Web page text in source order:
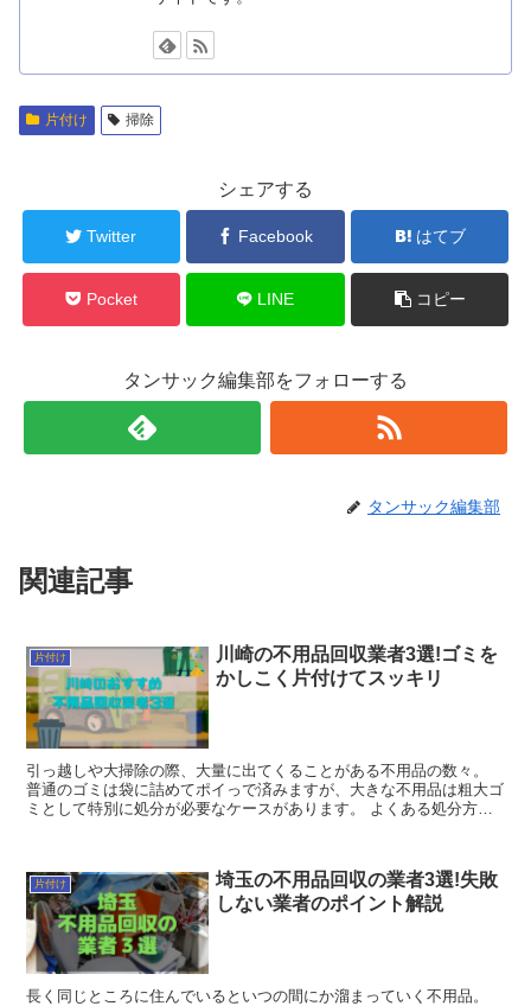
片付け 掃除
シェアする
Twitter Facebook はてブ
Pocket LINE コピー
タンサック編集部をフォローする
タンサック編集部
関連記事
片付け
川崎の不用品回収業者3選!ゴミを
かしこく片付けてスッキリ
引っ越しや大掃除の際、大量に出てくることがある不用品の数々。
普通のゴミは袋に詰めてポイっで済みますが、大きな不用品は粗大ゴ
ミとして特別に処分が必要なケースがあります。 よくある処分方法
片付け
埼玉の不用品回収の業者3選!失敗
しない業者のポイント解説
長く同じところに住んでいるといつの間にか溜まっていく不用品。